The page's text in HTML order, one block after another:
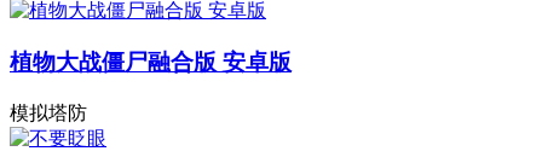
植物大战僵尸融合版 安卓版
模拟塔防